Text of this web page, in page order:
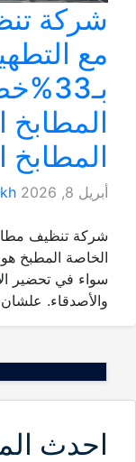
شركة
مع
المطابخ
أبريل 8, 2026
شركة تنظيف
الخاصة المطبخ هو
سواء في تحضير
والأصدقاء. علشان
احدث